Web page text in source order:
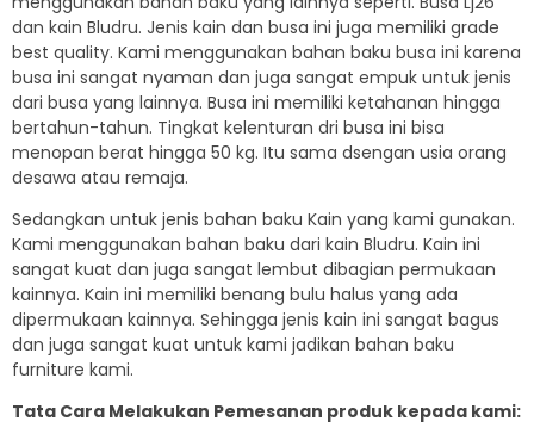
dan kain Bludru. Jenis kain dan busa ini juga memiliki grade
best quality. Kami menggunakan bahan baku busa ini karena
busa ini sangat nyaman dan juga sangat empuk untuk jenis
dari busa yang lainnya. Busa ini memiliki ketahanan hingga
bertahun-tahun. Tingkat kelenturan dri busa ini bisa
menopan berat hingga 50 kg. Itu sama dsengan usia orang
desawa atau remaja.
Sedangkan untuk jenis bahan baku Kain yang kami gunakan.
Kami menggunakan bahan baku dari kain Bludru. Kain ini
sangat kuat dan juga sangat lembut dibagian permukaan
kainnya. Kain ini memiliki benang bulu halus yang ada
dipermukaan kainnya. Sehingga jenis kain ini sangat bagus
dan juga sangat kuat untuk kami jadikan bahan baku
furniture kami.
Tata Cara Melakukan Pemesanan produk kepada kami: